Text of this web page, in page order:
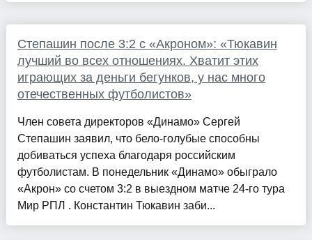
Степашин после 3:2 с «Акроном»: «Тюкавин
лучший во всех отношениях. Хватит этих
играющих за деньги бегунков, у нас много
отечественных футболистов»
Член совета директоров «Динамо» Сергей
Степашин заявил, что бело-голубые способны
добиваться успеха благодаря российским
футболистам. В понедельник «Динамо» обыграло
«Акрон» со счетом 3:2 в выездном матче 24-го тура
Мир РПЛ . Константин Тюкавин заби...